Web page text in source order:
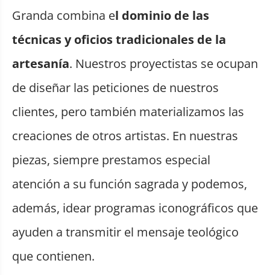
Granda combina el dominio de las
técnicas y oficios tradicionales de la
artesanía. Nuestros proyectistas se ocupan
de diseñar las peticiones de nuestros
clientes, pero también materializamos las
creaciones de otros artistas. En nuestras
piezas, siempre prestamos especial
atención a su función sagrada y podemos,
además, idear programas iconográficos que
ayuden a transmitir el mensaje teológico
que contienen.